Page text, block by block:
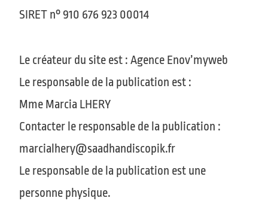
SIRET n° 910 676 923 00014
Le créateur du site est : Agence Enov’myweb
Le responsable de la publication est :
Mme Marcia LHERY
Contacter le responsable de la publication :
marcialhery@saadhandiscopik.fr
Le responsable de la publication est une
personne physique.